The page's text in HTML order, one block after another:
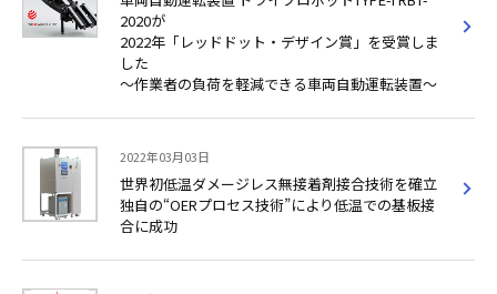
2020が
2022年「レッドドット・デザイン賞」を受賞しま
した
～作業者の負荷を軽減できる車両自動運転装置～
2022年03月03日
世界初低温ダメージレス無接着剤接合技術を確立
独自の“OERプロセス技術”により低温での基板接
合に成功